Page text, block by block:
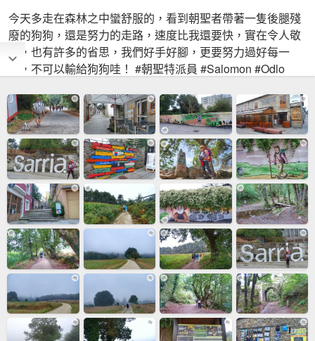
今天多走在森林之中蠻舒服的，看到朝聖者帶著一隻後腿殘
廢的狗狗，還是努力的走路，速度比我還要快，實在令人敬
佩，也有許多的省思，我們好手好腳，更要努力過好每一
天，不可以輸給狗狗哇！ #朝聖特派員 #Salomon #Odlo